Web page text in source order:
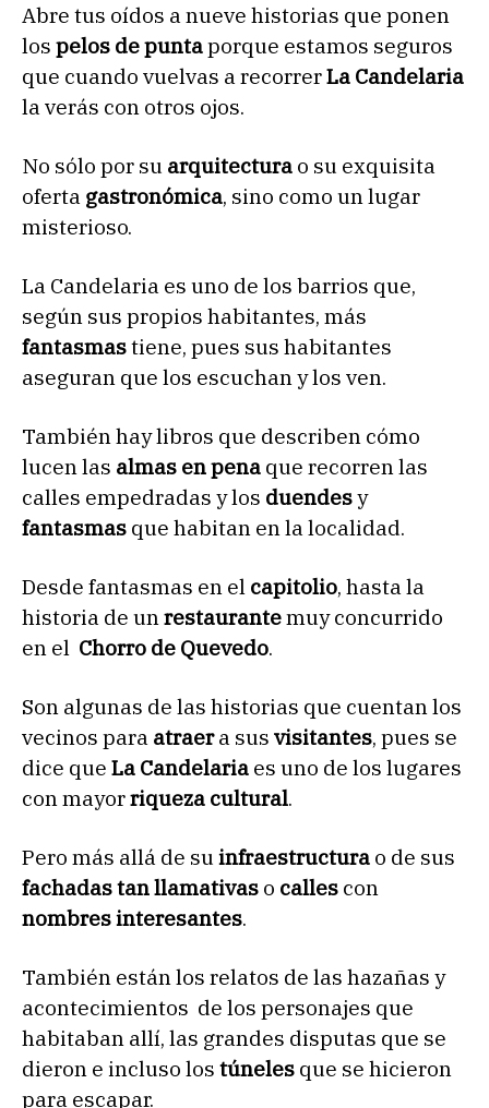
Abre tus oídos a nueve historias que ponen
los pelos de puntaporque estamos seguros
que cuando vuelvas a recorrerLa Candelaria
la verás con otros ojos.
No sólo por su arquitectura o su exquisita
oferta gastronómica, sino como un lugar
misterioso.
La Candelaria es uno de los barrios que,
según sus propios habitantes, más
fantasmastiene, pues sus habitantes
aseguran que los escuchan y los ven.
También hay libros que describen cómo
lucen las almas en pena que recorren las
calles empedradas y los duendesy
fantasmas que habitan en la localidad.
Desde fantasmas en el capitolio, hasta la
historia de un restaurantemuy concurrido
en el Chorro de Quevedo.
Son algunas de las historias que cuentan los
vecinos para atraera sus visitantes, pues se
dice que La Candelaria es uno de los lugares
con mayorriqueza cultural.
Pero más allá de su infraestructura o de sus
fachadas tan llamativas o calles con
nombres interesantes.
También están los relatos de las hazañas y
acontecimientos de los personajes que
habitaban allí, las grandes disputas que se
dieron e incluso los túneles que se hicieron
para escapar.